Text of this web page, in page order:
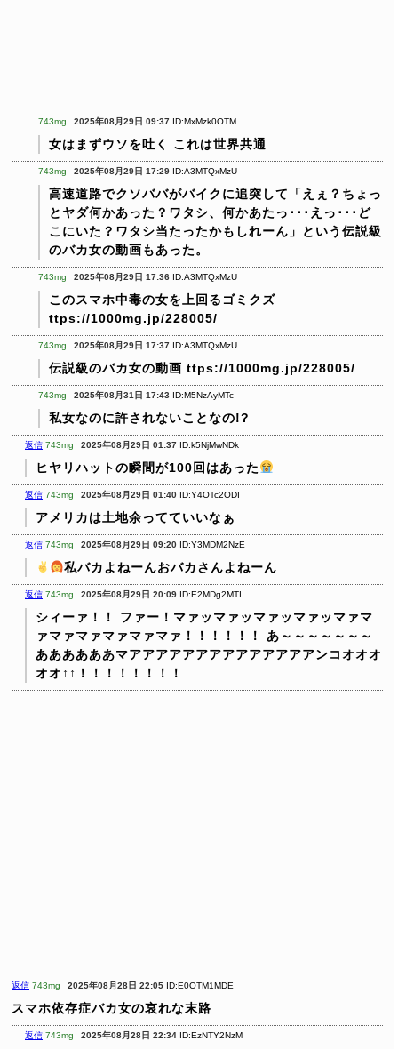
743mg 2025年08月29日 09:37 ID:MxMzk0OTM
女はまずウソを吐く これは世界共通
743mg 2025年08月29日 17:29 ID:A3MTQxMzU
高速道路でクソババがバイクに追突して「えぇ？ちょっ
とヤダ何かあった？ワタシ、何かあたっ･･･えっ･･･ど
こにいた？ワタシ当たったかもしれーん」という伝説級
のバカ女の動画もあった。
743mg 2025年08月29日 17:36 ID:A3MTQxMzU
このスマホ中毒の女を上回るゴミクズ
ttps://1000mg.jp/228005/
743mg 2025年08月29日 17:37 ID:A3MTQxMzU
伝説級のバカ女の動画 ttps://1000mg.jp/228005/
743mg 2025年08月31日 17:43 ID:M5NzAyMTc
私女なのに許されないことなの!?
返信 743mg 2025年08月29日 01:37 ID:k5NjMwNDk
ヒヤリハットの瞬間が100回はあった
返信 743mg 2025年08月29日 01:40 ID:Y4OTc2ODI
アメリカは土地余ってていいなぁ
返信 743mg 2025年08月29日 09:20 ID:Y3MDM2NzE
私バカよねーんおバカさんよねーん
返信 743mg 2025年08月29日 20:09 ID:E2MDg2MTI
シィーァ！！
ファー！マァッマァッマァッマァッマァマ
ァマァマァマァマァマァ！！！！！！
あ～～～～～～～
ああああああマアアアアアアアアアアアアアアンコオオオ
オオ↑↑！！！！！！！！
返信 743mg 2025年08月28日 22:05 ID:E0OTM1MDE
スマホ依存症バカ女の哀れな末路
返信 743mg 2025年08月28日 22:34 ID:EzNTY2NzM